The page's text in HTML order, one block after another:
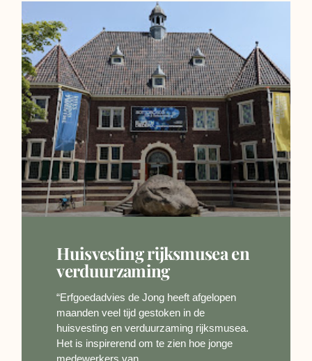
Huisvesting rijksmusea en
verduurzaming
“Erfgoedadvies de Jong heeft afgelopen
maanden veel tijd gestoken in de
huisvesting en verduurzaming rijksmusea.
Het is inspirerend om te zien hoe jonge
medewerkers van